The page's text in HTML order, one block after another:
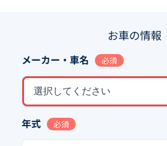
お車の情報
メーカー・車名 必須
選択してください
年式 必須